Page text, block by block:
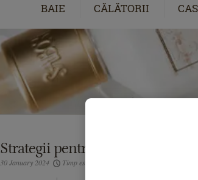
BAIE CĂLĂTORII
Strategii pentru fericire, de
30 January 2024 Timp estimativ: ~10 min.